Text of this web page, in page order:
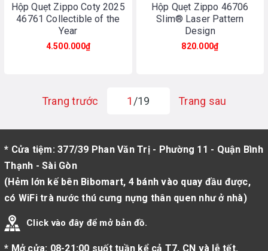
Hộp Quẹt Zippo Coty 2025
46761 Collectible of the
Year
4.500.000₫
Hộp Quẹt Zippo 46706
Slim® Laser Pattern
Design
820.000₫
Trang trước 1 /19 Trang sau
* Cửa tiệm: 377/39 Phan Văn Trị - Phường 11 - Quận Bình
Thạnh - Sài Gòn
(Hẻm lớn kế bên Bibomart, 4 bánh vào quay đầu được,
có WiFi trà nước thú cưng nựng thân quen như ở nhà)
Click vào đây để mở bản đồ.
* Mở cửa: 08-21:00 suốt tuần kể cả T7, CN và lễ tết.